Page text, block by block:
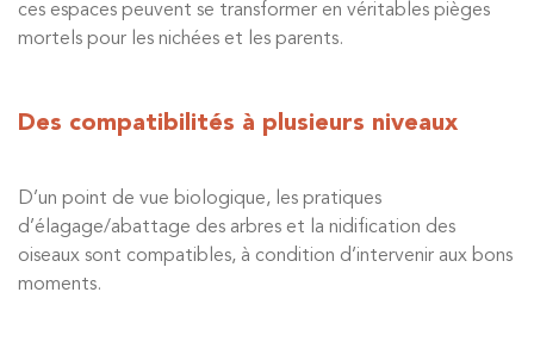
ces espaces peuvent se transformer en véritables pièges
mortels pour les nichées et les parents.
Des compatibilités à plusieurs niveaux
D’un point de vue biologique, les pratiques
d’élagage/abattage des arbres et la nidification des
oiseaux sont compatibles, à condition d’intervenir aux bons
moments.